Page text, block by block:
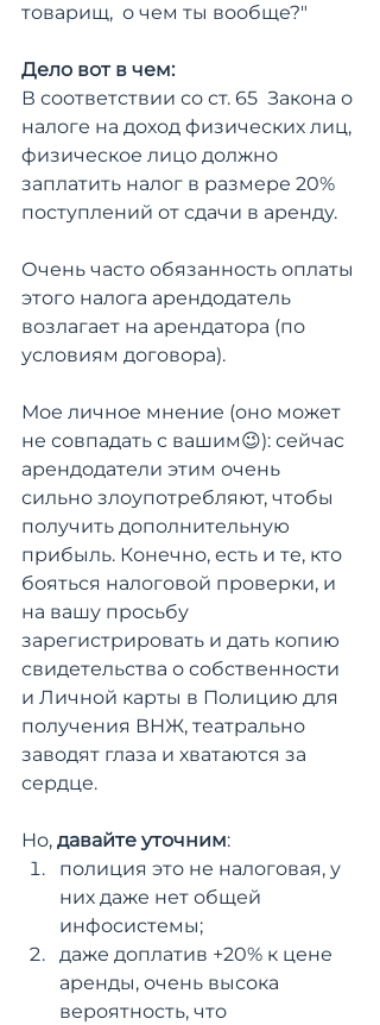
товарищ,  о чем ты вообще?"
Дело вот в чем:
В соответствии со ст. 65  Закона о
налоге на доход физических лиц,
физическое лицо должно
заплатить налог в размере 20%
поступлений от сдачи в аренду.
Очень часто обязанность оплаты
этого налога арендодатель
возлагает на арендатора (по
условиям договора).
Мое личное мнение (оно может
не совпадать с вашим😉): сейчас
арендодатели этим очень
сильно злоупотребляют, чтобы
получить дополнительную
прибыль. Конечно, есть и те, кто
бояться налоговой проверки, и
на вашу просьбу
зарегистрировать и дать копию
свидетельства о собственности
и Личной карты в Полицию для
получения ВНЖ, театрально
заводят глаза и хватаются за
сердце.
Но, давайте уточним:
полиция это не налоговая, у
них даже нет общей
инфосистемы;
даже доплатив +20% к цене
аренды, очень высока
вероятность, что